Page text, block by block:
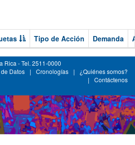
Tipo de Acción Demanda
Rica - Tel. 2511-0000
Datos | Cronologías |
¿Quiénes somos?
|
Contáctenos